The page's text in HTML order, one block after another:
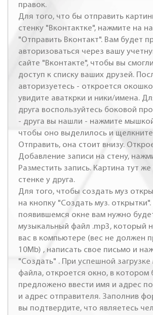
правок.
Для того, что бы отправить
стенку "Вконтактке", нажмите на
"Отправить Вконтакт". Вам будет
авторизоваться через вашу
сайте "Вконтакте", чтобы вы
доступ к списку ваших друзей.
авторизуетесь - откроется
увидите аваткрки и ники/имена.
друга воспользуйтесь боковой
- друга вы нашли - нажмите
чтобы оно выделилось и
Отправить, она стоит внизу.
Добавление записи на стену,
Разместить запись. Картина тут
стенке у друга.
Для того, чтобы создать муз
на кнопку "Создать муз. открытки".
появившемся окне вам нужно
музыкальный файл .mp3, который
вас в компьютере (вес не должен
10Mb) , написать свое письмо и
"Создать" . При успешной
файла, откроется окно, в котором
предложено ввести имя и адрес
и адрес отправителя. Заполнив
вы подтвердите, что являетесь